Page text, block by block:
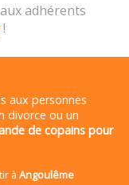
adhérents
!
aux personnes
divorce ou un
de copains pour
àAngoulême